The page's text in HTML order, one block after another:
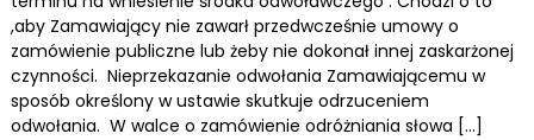
,aby Zamawiający nie zawarł przedwcześnie umowy o
zamówienie publiczne lub żeby nie dokonał innej zaskarżonej
czynności. Nieprzekazanie odwołania Zamawiającemu w
sposób określony w ustawie skutkuje odrzuceniem
odwołania. W walce o zamówienie odróżniania słowa […]